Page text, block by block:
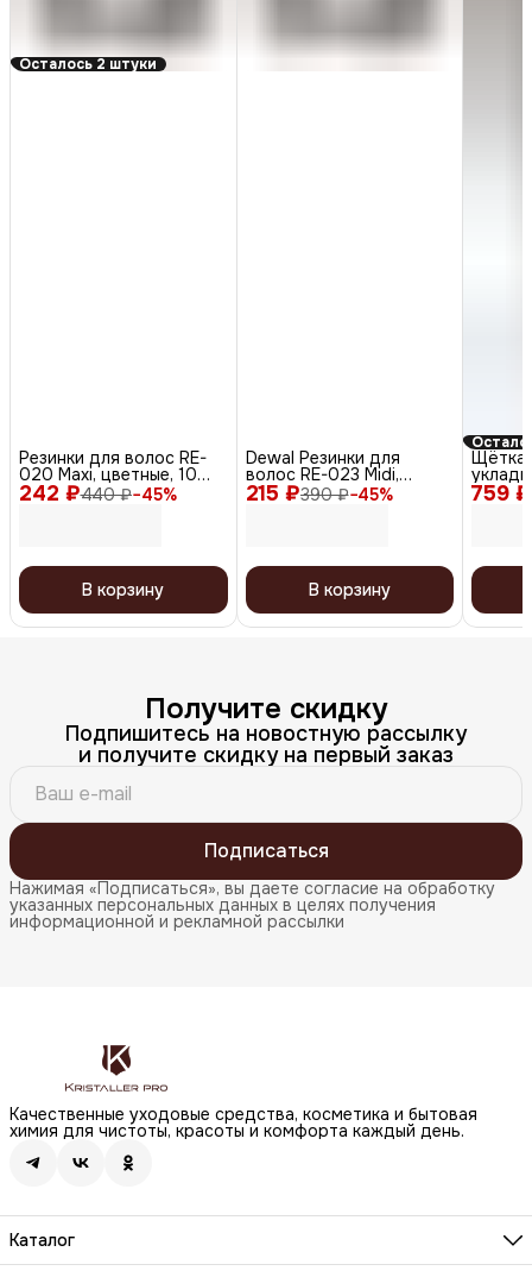
Осталось 2 штуки
242 ₽440 ₽−45%
Резинки для волос RE-
020 Maxi, цветные, 10
шт.
В корзину
215 ₽390 ₽−45%
Dewal Резинки для
волос RE-023 Midi,
цветные, 10 шт.
В корзину
759 ₽
Щётка
Получите скидку
Подпишитесь на новостную рассылку
и получите скидку на первый заказ
Подписаться
Нажимая «Подписаться», вы даете согласие на обработку
указанных персональных данных в целях получения
информационной и рекламной рассылки
Качественные уходовые средства, косметика и бытовая
химия для чистоты, красоты и комфорта каждый день.
Каталог
Бренды